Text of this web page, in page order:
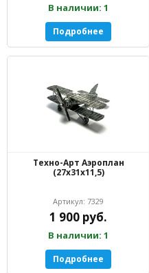
В наличии: 1
Подробнее
Техно-Арт Аэроплан
(27х31х11,5)
Артикул: 7329
1 900 руб.
В наличии: 1
Подробнее